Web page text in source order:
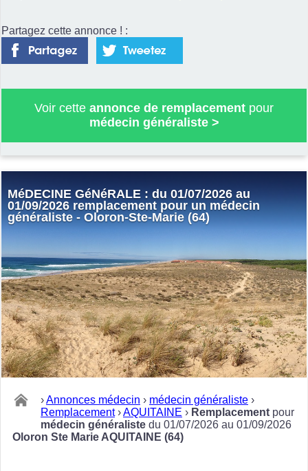
Partagez cette annonce ! :
Voir cette annonce de remplacement pour
médecin généraliste>
MéDECINE GéNéRALE : du 01/07/2026 au
01/09/2026 remplacement pour un médecin
généraliste - Oloron-Ste-Marie (64)
›Annonces médecin › médecin généraliste ›
Remplacement ›AQUITAINE › Remplacement pour
médecin généraliste du 01/07/2026 au 01/09/2026
Oloron Ste Marie AQUITAINE (64)